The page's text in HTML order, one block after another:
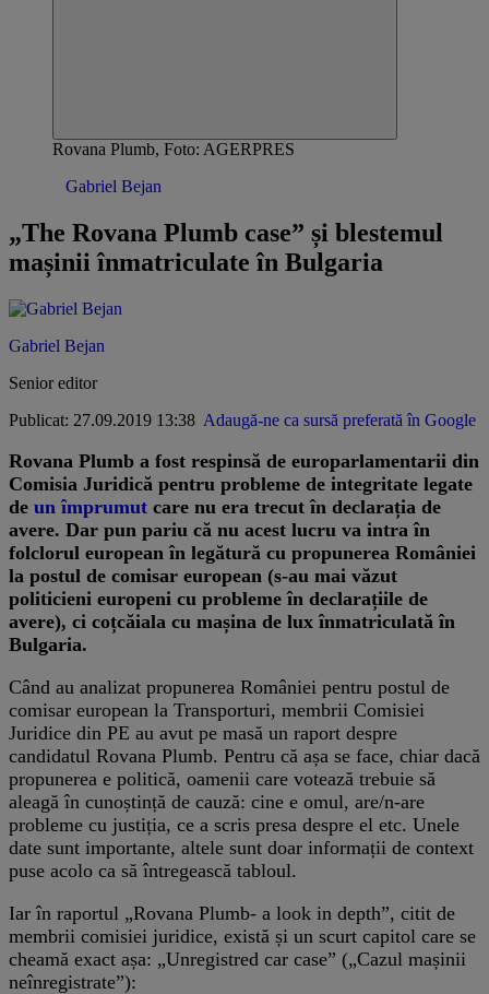
Rovana Plumb, Foto: AGERPRES
Gabriel Bejan
„The Rovana Plumb case” și blestemul
mașinii înmatriculate în Bulgaria
Gabriel Bejan
Senior editor
Publicat: 27.09.2019 13:38 Adaugă-ne ca sursă preferată în Google
Rovana Plumb a fost respinsă de europarlamentarii din
Comisia Juridică pentru probleme de integritate legate
de un împrumut care nu era trecut în declarația de
avere. Dar pun pariu că nu acest lucru va intra în
folclorul european în legătură cu propunerea României
la postul de comisar european (s-au mai văzut
politicieni europeni cu probleme în declarațiile de
avere), ci coțcăiala cu mașina de lux înmatriculată în
Bulgaria.
Când au analizat propunerea României pentru postul de
comisar european la Transporturi, membrii Comisiei
Juridice din PE au avut pe masă un raport despre
candidatul Rovana Plumb. Pentru că așa se face, chiar dacă
propunerea e politică, oamenii care votează trebuie să
aleagă în cunoștință de cauză: cine e omul, are/n-are
probleme cu justiția, ce a scris presa despre el etc. Unele
date sunt importante, altele sunt doar informații de context
puse acolo ca să întregească tabloul.
Iar în raportul „Rovana Plumb- a look in depth”, citit de
membrii comisiei juridice, există și un scurt capitol care se
cheamă exact așa: „Unregistred car case” („Cazul mașinii
neînregistrate”):